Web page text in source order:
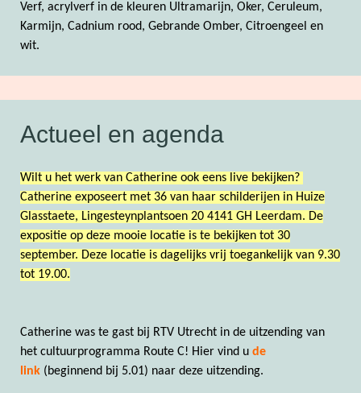
Verf, acrylverf in de kleuren Ultramarijn, Oker, Ceruleum,
Karmijn, Cadnium rood, Gebrande Omber, Citroengeel en
wit.
Actueel en agenda
Wilt u het werk van Catherine ook eens live bekijken?
Catherine exposeert met 36 van haar schilderijen in Huize
Glasstaete, Lingesteynplantsoen 20 4141 GH Leerdam. De
expositie op deze mooie locatie is te bekijken tot 30
september. Deze locatie is dagelijks vrij toegankelijk van 9.30
tot 19.00.
Catherine was te gast bij RTV Utrecht in de uitzending van
het cultuurprogramma Route C! Hier vind u de
link (beginnend bij 5.01) naar deze uitzending.